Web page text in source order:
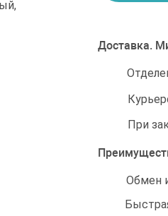
Доставка.
При
Обмен